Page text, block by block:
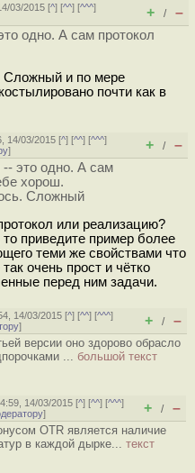
03/2015 [^] [^^] [^^^]
+ / –
одно. А сам протокол
Сложный и по мере
почти как в
14/03/2015 [^] [^^] [^^^]
] + / –
-- это одно. А сам
хорош.
Сложный
или реализацию?
приведите пример более
теми же свойствами что
очень прост и чётко
перед ним задачи.
14/03/2015 [^] [^^] [^^^]
] + / –
версии оно здорово обрасло
... большой текст
14/03/2015 [^] [^^] [^^^]
] + / –
OTR является наличие
в каждой дырке... текст